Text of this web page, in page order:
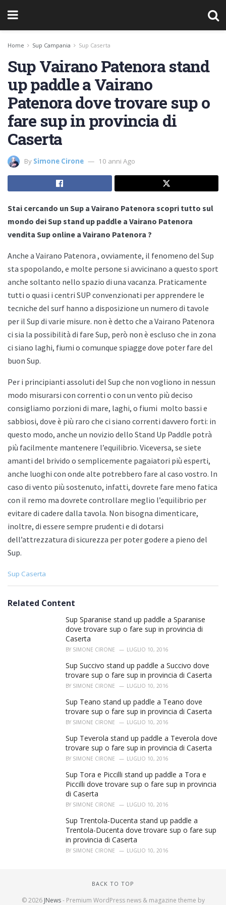
Home Sup Campania Sup Caserta
Sup Vairano Patenora stand
up paddle a Vairano
Patenora dove trovare sup o
fare sup in provincia di
Caserta
By Simone Cirone 10 anni Ago
Stai cercando un Sup a Vairano Patenora scopri tutto sul
mondo dei Sup stand up paddle a Vairano Patenora
vendita Sup online a Vairano Patenora ?
Anche a Vairano Patenora , ovviamente, il fenomeno del Sup
sta spopolando, e molte persone si avvicinano a questo sport
anche soltanto nello spazio di una vacanza. Praticamente
tutti o quasi i centri SUP convenzionati per apprendere le
tecniche del surf hanno a disposizione un numero di tavole
per il Sup di varie misure. non è detto che a Vairano Patenora
ci sia la possibilità di fare Sup, però non è escluso che in zona
ci siano laghi, fiumi o comunque spiagge dove poter fare del
buon Sup.
Per i principianti assoluti del Sup che non vogliono in nessun
modo misurarsi con correnti o con un vento più deciso
consigliamo porzioni di mare, laghi, o fiumi molto bassi e
sabbiosi, dove è più raro che ci siano correnti davvero forti: in
questo modo, anche un novizio dello Stand Up Paddle potrà
più facilmente mantenere l’equilibrio. Viceversa, se siete
amanti del brivido o semplicemente pagaiatori più esperti,
anche luoghi con onde alte potrebbero fare al caso vostro. In
caso di vento più sostenuto, infatti, dovrete fare meno fatica
con il remo ma dovrete controllare meglio l’equilibrio per
evitare di cadere dalla tavola. Non bisogna dimenticare,
inoltre, di essere sempre prudenti e di dotarsi
dell’attrezzatura di sicurezza per poter godere a pieno del
Sup.
C
e
Sup Caserta
Related Content
Sup Sparanise stand up paddle a Sparanise
dove trovare sup o fare sup in provincia di
Caserta
BY SIMONE CIRONE LUGLIO 10, 2016
Sup Succivo stand up paddle a Succivo dove
trovare sup o fare sup in provincia di Caserta
BY SIMONE CIRONE LUGLIO 10, 2016
Sup Teano stand up paddle a Teano dove
trovare sup o fare sup in provincia di Caserta
BY SIMONE CIRONE LUGLIO 10, 2016
Sup Teverola stand up paddle a Teverola dove
trovare sup o fare sup in provincia di Caserta
BY SIMONE CIRONE LUGLIO 10, 2016
Sup Tora e Piccilli stand up paddle a Tora e
Piccilli dove trovare sup o fare sup in provincia
di Caserta
BY SIMONE CIRONE LUGLIO 10, 2016
Sup Trentola-Ducenta stand up paddle a
Trentola-Ducenta dove trovare sup o fare sup
in provincia di Caserta
BY SIMONE CIRONE LUGLIO 10, 2016
BACK TO TOP
© 2026 JNews- Premium WordPress news & magazine theme by